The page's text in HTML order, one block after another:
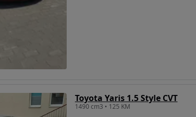
Toyota Yaris 1.5 Style CVT
1490 cm3 • 125 KM